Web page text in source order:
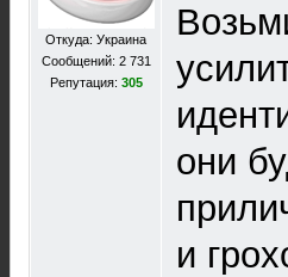
Откуда: Украина
Сообщений: 2 731
Репутация: 305
они
и